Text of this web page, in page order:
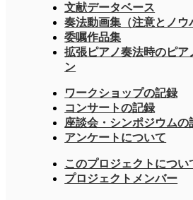
文献データベース
奏法動画集（注意とノウ
委嘱作品集
拡張ピアノ奏法時のピア
ン
ワークショップの記録
コンサートの記録
座談会・シンポジウムの
アンケートについて
このプロジェクトについ
プロジェクトメンバー